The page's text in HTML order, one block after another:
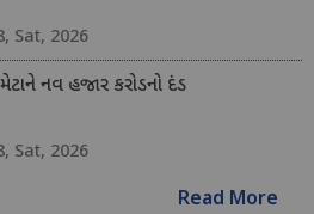
Sat, 2026
નવ હજાર કરોડનો દંડ
Sat, 2026
Read More